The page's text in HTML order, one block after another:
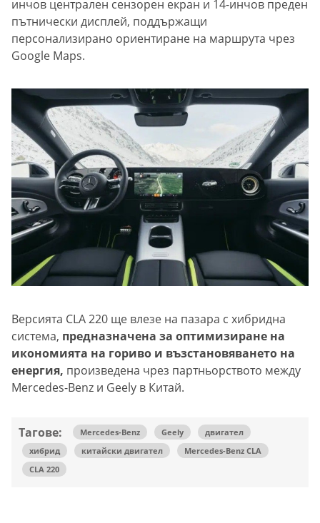
инчов централен сензорен екран и 14-инчов преден
пътнически дисплей, поддържащи
персонализирано ориентиране на маршрута чрез
Google Maps.
Версията CLA 220 ще влезе на пазара с хибридна
система, предназначена за оптимизиране на
икономията на гориво и възстановяването на
енергия, произведена чрез партньорството между
Mercedes-Benz и Geely в Китай.
Тагове: Mercedes-Benz Geely
двигател
хибрид
китайски двигател
Mercedes-Benz CLA
CLA 220